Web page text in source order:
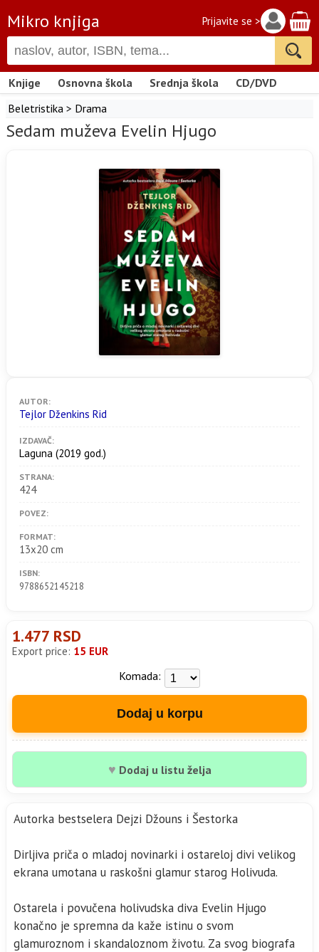
Mikro knjiga Prijavite se >
Knjige Osnovna škola Srednja škola
CD/DVD
Beletristika > Drama
Sedam muževa Evelin Hjugo
AUTOR:
Tejlor Dženkins Rid
IZDAVAČ:
Laguna (2019 god.)
STRANA:
424
POVEZ:
FORMAT:
13x20 cm
ISBN:
9788652145218
1.477 RSD
Export price: 15 EUR
Komada:
Dodaj u korpu
♥ Dodaj u listu želja
Autorka bestselera Dejzi Džouns i Šestorka
Dirljiva priča o mladoj novinarki i ostareloj divi velikog
ekrana umotana u raskošni glamur starog Holivuda.
Ostarela i povučena holivudska diva Evelin Hjugo
konačno je spremna da kaže istinu o svom
glamuroznom i skandaloznom životu. Za svog biografa